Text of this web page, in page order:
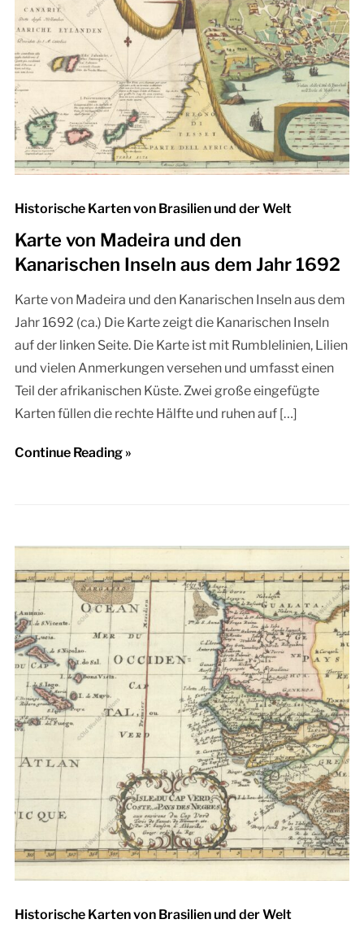
Historische Karten von Brasilien und der Welt
Karte von Madeira und den
Kanarischen Inseln aus dem Jahr 1692
Karte von Madeira und den Kanarischen Inseln aus dem
Jahr 1692 (ca.) Die Karte zeigt die Kanarischen Inseln
auf der linken Seite. Die Karte ist mit Rumblelinien, Lilien
und vielen Anmerkungen versehen und umfasst einen
Teil der afrikanischen Küste. Zwei große eingefügte
Karten füllen die rechte Hälfte und ruhen auf […]
Continue Reading »
Historische Karten von Brasilien und der Welt